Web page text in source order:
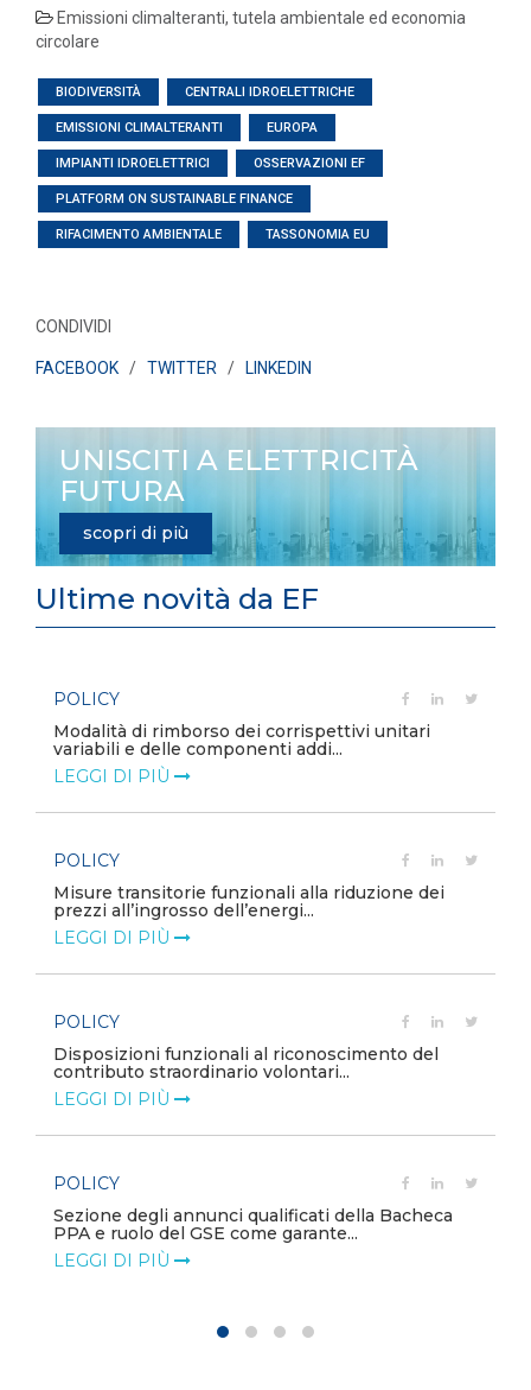
Emissioni climalteranti, tutela ambientale ed economia
circolare
BIODIVERSITÀ CENTRALI IDROELETTRICHE
EMISSIONI CLIMALTERANTI EUROPA
IMPIANTI IDROELETTRICI OSSERVAZIONI EF
PLATFORM ON SUSTAINABLE FINANCE
RIFACIMENTO AMBIENTALE TASSONOMIA EU
CONDIVIDI
FACEBOOK/ TWITTER / LINKEDIN
UNISCITI A ELETTRICITÀ
FUTURA
scopri di più
Ultime novità da EF
POLICY
Modalità di rimborso dei corrispettivi unitari
variabili e delle componenti addi...
LEGGI DI PIÙ
POLICY
Misure transitorie funzionali alla riduzione dei
prezzi all’ingrosso dell’energi...
LEGGI DI PIÙ
POLICY
Disposizioni funzionali al riconoscimento del
contributo straordinario volontari...
LEGGI DI PIÙ
POLICY
Sezione degli annunci qualificati della Bacheca
PPA e ruolo del GSE come garante...
LEGGI DI PIÙ